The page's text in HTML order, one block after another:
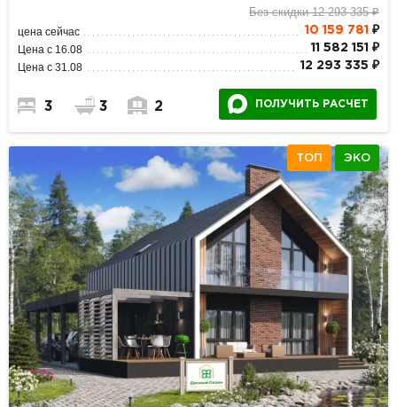
Без скидки 12 293 335 ₽
цена сейчас 10 159 781 ₽
Цена с 16.08 11 582 151 ₽
Цена с 31.08 12 293 335 ₽
3 3 2 ПОЛУЧИТЬ РАСЧЕТ
ТОП ЭКО